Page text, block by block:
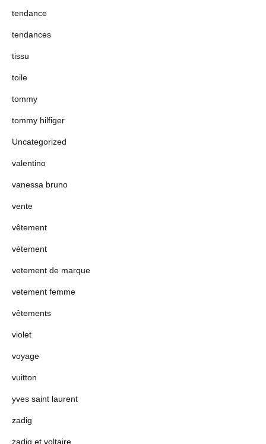
tendance
tendances
tissu
toile
tommy
tommy hilfiger
Uncategorized
valentino
vanessa bruno
vente
vêtement
vétement
vetement de marque
vetement femme
vêtements
violet
voyage
vuitton
yves saint laurent
zadig
zadig et voltaire